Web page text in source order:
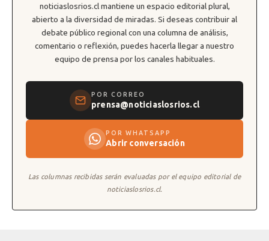
noticiaslosrios.cl mantiene un espacio editorial plural,
abierto a la diversidad de miradas. Si deseas contribuir al
debate público regional con una columna de análisis,
comentario o reflexión, puedes hacerla llegar a nuestro
equipo de prensa por los canales habituales.
POR CORREO
prensa@noticiaslosrios.cl
POR WHATSAPP
Abrir conversación
Las columnas recibidas serán evaluadas por el equipo editorial de
noticiaslosrios.cl.